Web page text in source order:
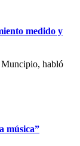
medido y
Muncipio, habló
música”